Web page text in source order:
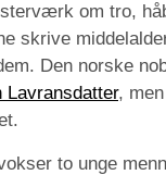
om tro,
skrive
Den norske
Lavransdatter,
to unge